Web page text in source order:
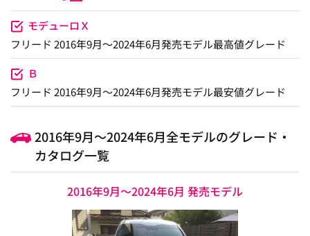
モデューロＸ
フリード 2016年9月～2024年6月発売モデル最高値グレード
Ｂ
フリード 2016年9月～2024年6月発売モデル最安値グレード
2016年9月～2024年6月全モデルのグレード・
カタログ一覧
2016年9月～2024年6月 発売モデル